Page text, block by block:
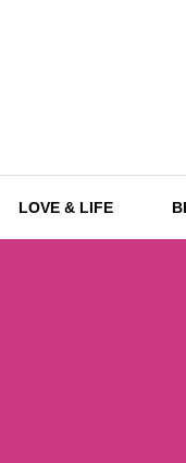
LOVE & LIFE